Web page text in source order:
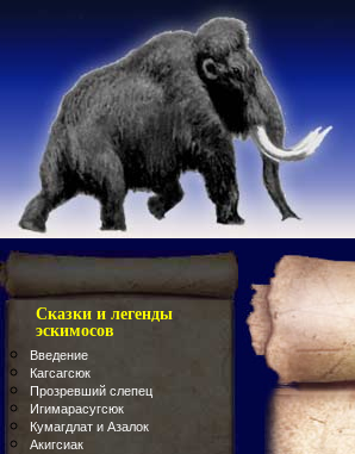
Сказки и легенды
эскимосов
Введение
Кагсагсюк
Прозревший слепец
Игимарасугсюк
Кумагдлат и Азалок
Акигсиак